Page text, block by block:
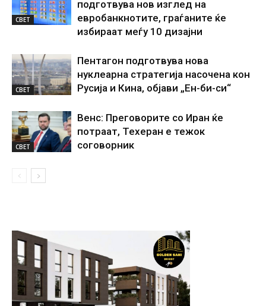
СВЕТ
подготвува нов изглед на
евробанкнотите, граѓаните ќе
избираат меѓу 10 дизајни
СВЕТ
Пентагон подготвува нова
нуклеарна стратегија насочена кон
Русија и Кина, објави „Ен-би-си“
СВЕТ
Венс: Преговорите со Иран ќе
потраат, Техеран е тежок
соговорник